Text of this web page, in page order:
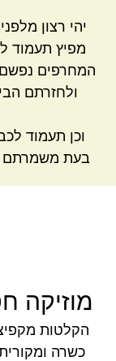
יהי רצון
מפיץ תעמוד
המחרפים
ולחזרתם
וכן תעמוד
בעת משמרתם
מוזיקה
הקלטות
כשרה